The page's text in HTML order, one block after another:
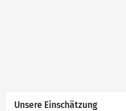
Unsere Einschätzung